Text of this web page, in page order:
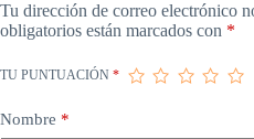
Tu dirección de correo electrónico
obligatorios están marcados con *
TU PUNTUACIÓN *
Nombre *